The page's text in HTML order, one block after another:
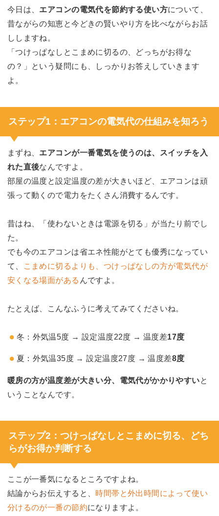
今日は、 エアコンの電気代を節約する使い方について、
昔ながらの知恵と今どきの賢いやり方を比べながらお話
ししますね。
「つけっぱなしとこまめに切るの、どっちがお得な
の？」という疑問にも、しっかりお答えしていきます
よ。
ステップ1：エアコンの電気代の仕組みを知ろう
まずね、 エアコンが一番電気を使うのは、スイッチを入
れた直後なんですよ。
部屋の温度と設定温度の差が大きいほど、エアコンは頑
張って動くので電力をたくさん消費するんです。
昔はね、「使わないときは電源を切る」が当たり前でし
た。
でも今のエアコンは省エネ性能がとても優秀になってい
て、
こまめに切るよりも、つけっぱなしの方が電気代が
安くなる場面がある んですよ。
たとえば、こんなふうに考えてみてくださいね。
冬：外気温5度 → 設定温度22度 → 温度差17度
夏：外気温35度 → 設定温度27度 → 温度差8度
暖房の方が温度差が大きい分、電気代がかかりやすいと
いうことなんです。
ステップ2：つけっぱなしとこまめに切る、どち
らがお得か判断する
ここが一番気になるところですよね。
結論からお伝えすると、 時間帯と外出時間によって使い
分けるのが一番の節約になりますよ。